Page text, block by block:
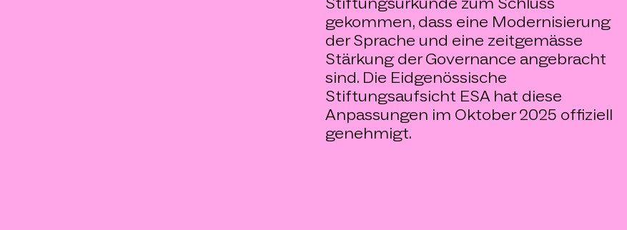
gekommen, dass eine Modernisierung
der Sprache und eine zeitgemässe
Stärkung der Governance angebracht
sind. Die Eidgenössische
Stiftungsaufsicht ESA hat diese
Anpassungen im Oktober 2025 offiziell
genehmigt.